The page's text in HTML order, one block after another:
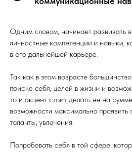
Одним словом, начинает развивать
личностные компетенции и навыки,
в его дальнейшей карьере.
Так как в этом возрасте
поиске себя, целей в жизни и
то и акцент стоит делать не на
возможности максимально проявить
таланты, увлечения.
Попробовать себя в той сфере,